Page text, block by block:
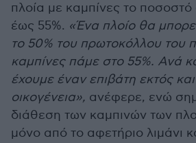
πλοία με καμπίνες το
έως 55%. «Ένα πλοίο θα
το 50% του πρωτοκόλλου του
καμπίνες πάμε στο 55%. Ανά
έχουμε έναν επιβάτη εκτός
οικογένεια», ανέφερε, ενώ
διάθεση των καμπινών των
μόνο από το αφετήριο λιμάνι